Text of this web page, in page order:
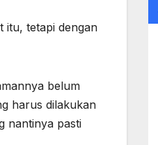
itu, tetapi dengan
belum
harus dilakukan
nantinya pasti